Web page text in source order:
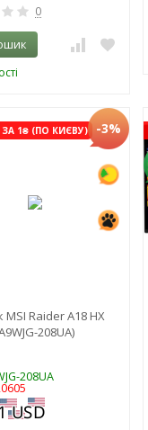
0
1₴ (ПО КИЄВУ) -3%
MSI Raider A18 HX
208UA)
208UA